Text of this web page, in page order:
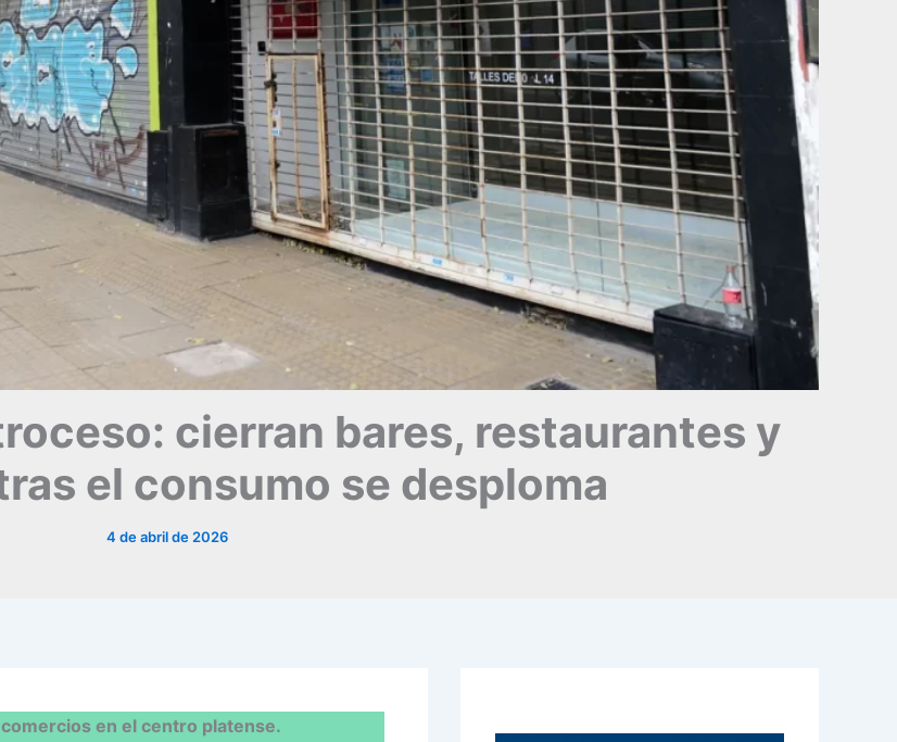
cierran bares, restaurantes y
el consumo se desploma
4 de abril de 2026
en el centro platense.